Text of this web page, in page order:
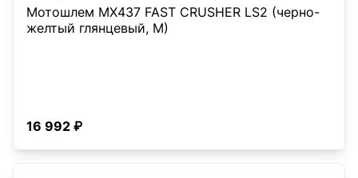
Мотошлем MX437 FAST CRUSHER LS2 (черно-
желтый глянцевый, M)
16 992 ₽